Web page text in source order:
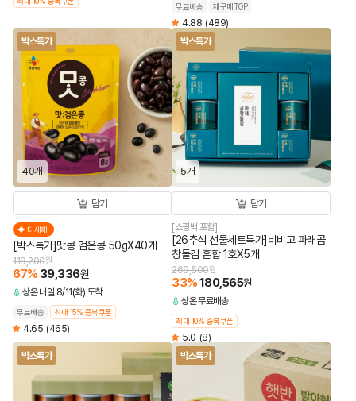
무료배송 재구매TOP
4.88 (489)
박스특가
40개
담기
더세페
[박스특가]맛콩 검은콩 50gX40개
119,200원
67% 39,336원
상온 내일 8/11(화) 도착
무료배송 최대 15% 중복쿠폰
4.65 (465)
박스특가
5개
담기
[쇼핑백 포함]
[26추석 선물세트특가]비비고 파래곱
창돌김 혼합 1호X5개
269,500원
33%180,565원
상온무료배송
최대 10% 중복쿠폰
5.0 (8)
박스특가
박스특가